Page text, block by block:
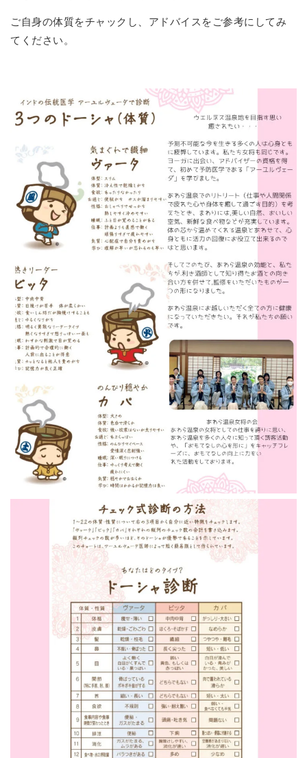
ご自身の体質をチャックし、アドバイスをご参考にしてみ
てください。